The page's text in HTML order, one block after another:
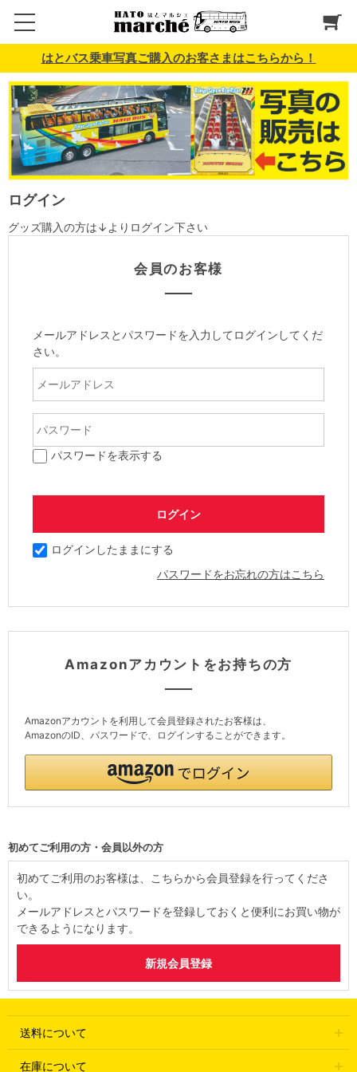
はとバス乗車写真ご購入のお客さまはこちらから！
ログイン
グッズ購入の方は↓よりログイン下さい
会員のお客様
メールアドレスとパスワードを入力してログインしてくだ
さい。
パスワードを表示する
ログインしたままにする
パスワードをお忘れの方はこちら
Amazonアカウントをお持ちの方
Amazonアカウントを利用して会員登録されたお客様は、
AmazonのID、パスワードで、ログインすることができます。
初めてご利用の方・会員以外の方
初めてご利用のお客様は、こちらから会員登録を行ってくださ
い。
メールアドレスとパスワードを登録しておくと便利にお買い物が
できるようになります。
送料について
在庫について